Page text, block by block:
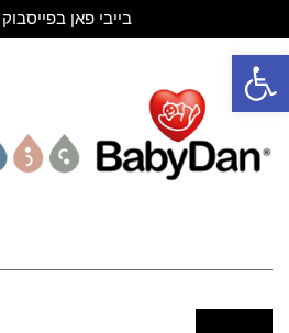
פתח סרגל נגישות
בייבי פאן בפייסבוק